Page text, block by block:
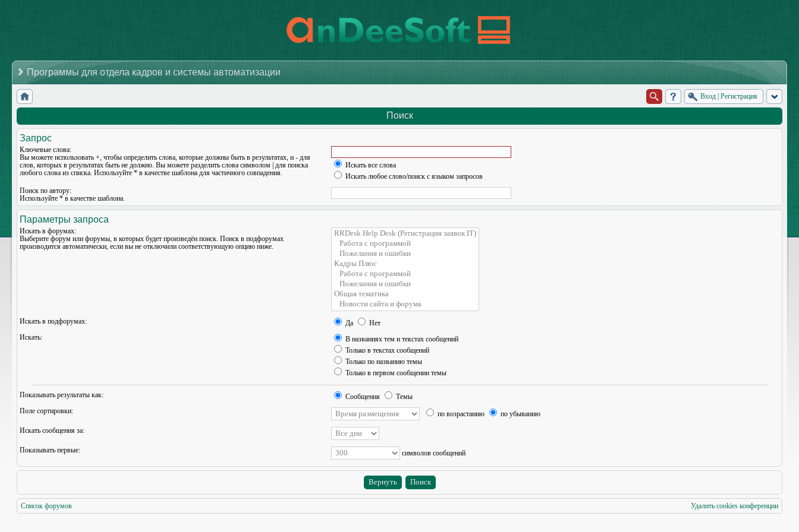
Программы для отдела кадров и системы автоматизации
Вход Регистрация
Поиск
Запрос
Ключевые слова:
Вы можете использовать +, чтобы определить слова, которые должны быть в результатах, и - для
слов, которых в результатах быть не должно. Вы можете разделить слова символом для поиска
любого слова из списка. Используйте * в качестве шаблона для частичного совпадения.
Искать все слова
Искать любое слово/поиск с языком запросов
Поиск по автору:
Используйте * в качестве шаблона.
Параметры запроса
Искать в форумах:
Выберите форум или форумы, в которых будет произведён поиск. Поиск в подфорумах
производится автоматически, если вы не отключили соответствующую опцию ниже.
Искать в подфорумах: Да
Нет
Искать:
В названиях тем и текстах сообщений
Только в текстах сообщений
Только по названию темы
Только в первом сообщении темы
Показывать результаты как: Сообщения
Темы
Поле сортировки:
по возрастанию
по убыванию
Искать сообщения за:
Показывать первые: символов сообщений
Список форумов Удалить cookies конференции